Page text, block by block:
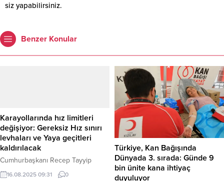
siz yapabilirsiniz.
Benzer Konular
Karayollarında hız limitleri
değişiyor: Gereksiz Hız sınırı
levhaları ve Yaya geçitleri
kaldırılacak
Cumhurbaşkanı Recep Tayyip
Erdoğan’ın imzasıyla Resmi
16.08.2025 09:31 0
Türkiye, Kan Bağışında
Dünyada 3. sırada: Günde 9
bin ünite kana ihtiyaç
duyuluyor